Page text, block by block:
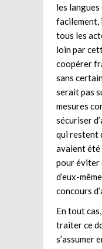
les
facilement,
tous les
loin par
coopérer
sans
serait pas
mesures
sécuriser
qui restent
avaient été
pour éviter
d’eux-
concours
En tout
traiter ce
s’assumer